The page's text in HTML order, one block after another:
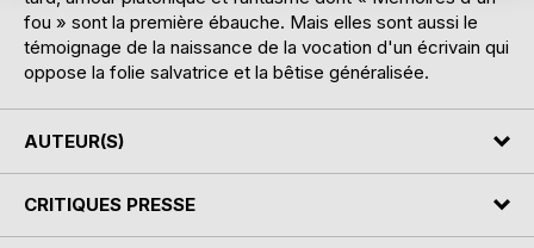
fou » sont la première ébauche. Mais elles sont aussi le
témoignage de la naissance de la vocation d'un écrivain qui
oppose la folie salvatrice et la bêtise généralisée.
AUTEUR(S)
CRITIQUES PRESSE